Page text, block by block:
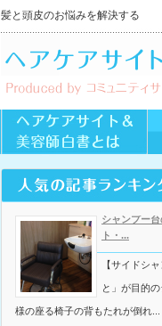
髪と頭皮のお悩みを解決する
シャンプー
ト・...
【サイドシ
と」が目的
様の座る椅子の背もたれが倒れ...